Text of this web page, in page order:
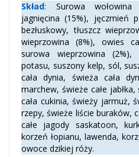
Skład: Surowa wołowina
jagnięcina (15%), jęczmień
bezłuskowy, tłuszcz
wieprzowina (8%), owies
surowa wieprzowina
potasu, suszony kelp, sól,
cała dynia, świeża cała
marchew, świeże całe
cała cukinia, świeży jarmuż,
rzepy, świeże liście buraków,
całe jagody saskatoon,
korzeń łopianu, lawenda,
owoce dzikiej róży.